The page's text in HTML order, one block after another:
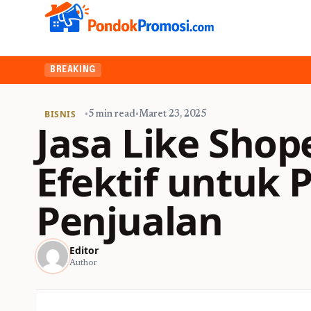
BREAKING
BISNIS •5 min read•Maret 23, 2025
Jasa Like
Efektif untuk
Penjualan
Editor
Author